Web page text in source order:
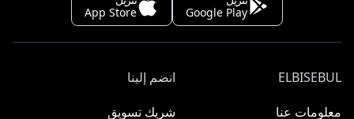
Google Play
App Store
ELBISEBUL
معلومات عنا
انضم إلينا
شريك تسويق